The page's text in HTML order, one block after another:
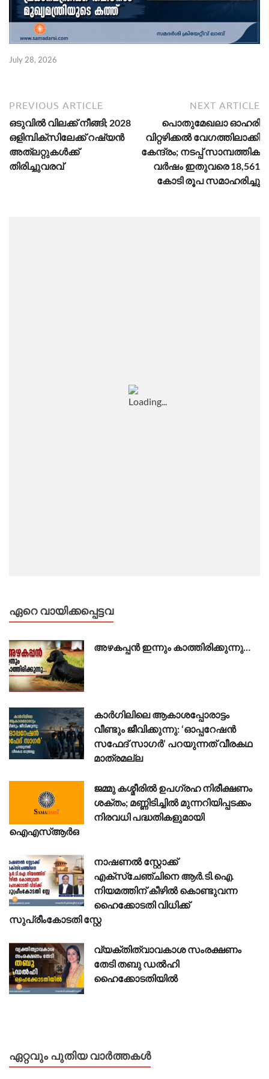
July 28, 2026
PREVIOUS ARTICLE
ഒടുവിൽ വിലക്ക് നീങ്ങി; 2028
ഒളിമ്പിക്സിലേക്ക് റഷ്യൻ
അത്‌ലറ്റുകൾക്ക്
തിരിച്ചുവരവ്‌
NEXT ARTICLE
പൊതുമേഖലാ ഓഹരി
വിറ്റഴിക്കൽ വേഗത്തിലാക്കി
കേന്ദ്രം; നടപ്പ് സാമ്പത്തിക
വർഷം ഇതുവരെ 18,561
കോടി രൂപ സമാഹരിച്ചു
ഏറെ വായിക്കപ്പെട്ടവ
അഴകപ്പൻ ഇന്നും കാത്തിരിക്കുന്നു…
കാർഗിലിലെ ആകാശപ്പോരാട്ടം
വീണ്ടും ജീവിക്കുന്നു: ‘ഓപ്പറേഷൻ
സഫേദ് സാഗർ’ പറയുന്നത് വീരകഥ
മാത്രമല്ല
ജമ്മു കശ്മീരിൽ ഉപഗ്രഹ നിരീക്ഷണം
ശക്തം; മണ്ണിടിച്ചിൽ മുന്നറിയിപ്പടക്കം
നിരവധി പദ്ധതികളുമായി
ഐഎസ്ആർഒ
നാഷണൽ സ്റ്റോക്ക്
എക്സ്ചേഞ്ചിനെ ആർ.ടി.ഐ.
നിയമത്തിന് കീഴിൽ കൊണ്ടുവന്ന
ഹൈക്കോടതി വിധിക്ക്
സുപ്രീംകോടതി സ്റ്റേ
വ്യക്തിത്വാവകാശ സംരക്ഷണം
തേടി തബു ഡൽഹി
ഹൈക്കോടതിയിൽ
ഏറ്റവും പുതിയ വാർത്തകൾ